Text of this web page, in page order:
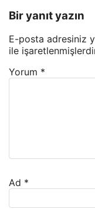
Bir yanıt yazın
E-posta adresiniz
ile
Yorum *
Ad *